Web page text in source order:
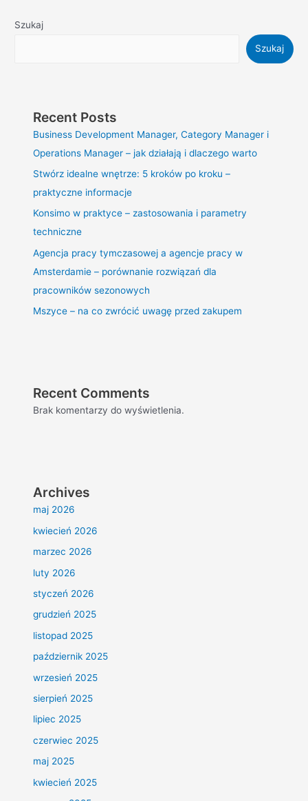
Szukaj
Szukaj
Recent Posts
Business Development Manager, Category Manager i
Operations Manager – jak działają i dlaczego warto
Stwórz idealne wnętrze: 5 kroków po kroku –
praktyczne informacje
Konsimo w praktyce – zastosowania i parametry
techniczne
Agencja pracy tymczasowej a agencje pracy w
Amsterdamie – porównanie rozwiązań dla
pracowników sezonowych
Mszyce – na co zwrócić uwagę przed zakupem
Recent Comments
Brak komentarzy do wyświetlenia.
Archives
maj 2026
kwiecień 2026
marzec 2026
luty 2026
styczeń 2026
grudzień 2025
listopad 2025
październik 2025
wrzesień 2025
sierpień 2025
lipiec 2025
czerwiec 2025
maj 2025
kwiecień 2025